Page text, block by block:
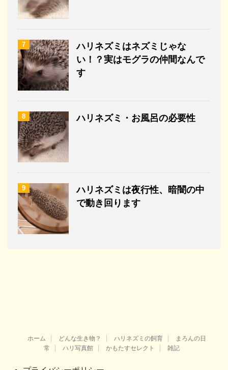
7
ハリネズミはネズミじゃな
い！？実はモグラの仲間なんで
す
8 ハリネズミ・お風呂の必要性
9
ハリネズミは夜行性、暗闇の中
で動き回ります
ホーム どんな生き物？ ハリネズミの飼育
まろんの日
常
ハリ写真館 かもたすセレクト 雑記